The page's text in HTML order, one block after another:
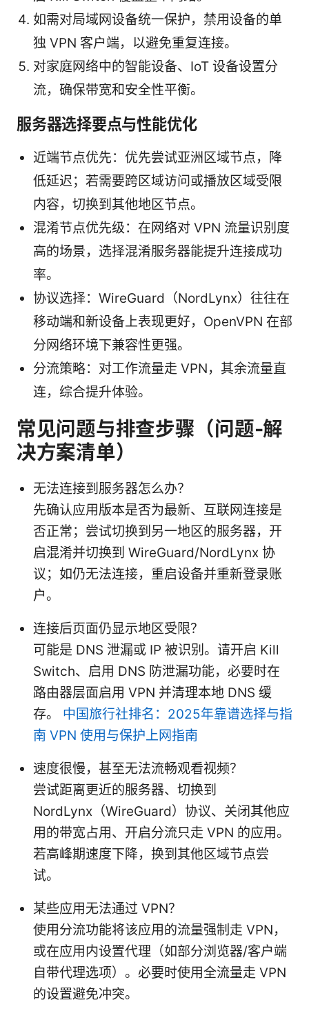
如需对局域网设备统一保护，禁用设备的单
独 VPN 客户端，以避免重复连接。
对家庭网络中的智能设备、IoT 设备设置分
流，确保带宽和安全性平衡。
服务器选择要点与性能优化
近端节点优先：优先尝试亚洲区域节点，降
低延迟；若需要跨区域访问或播放区域受限
内容，切换到其他地区节点。
混淆节点优先级：在网络对 VPN 流量识别度
高的场景，选择混淆服务器能提升连接成功
率。
协议选择：WireGuard（NordLynx）往往在
移动端和新设备上表现更好，OpenVPN 在部
分网络环境下兼容性更强。
分流策略：对工作流量走 VPN，其余流量直
连，综合提升体验。
常见问题与排查步骤（问题-解
决方案清单）
无法连接到服务器怎么办？
先确认应用版本是否为最新、互联网连接是
否正常；尝试切换到另一地区的服务器，开
启混淆并切换到 WireGuard/NordLynx 协
议；如仍无法连接，重启设备并重新登录账
户。
连接后页面仍显示地区受限？
可能是 DNS 泄漏或 IP 被识别。请开启 Kill
Switch、启用 DNS 防泄漏功能，必要时在
路由器层面启用 VPN 并清理本地 DNS 缓
存。 中国旅行社排名：2025年靠谱选择与指
南 VPN 使用与保护上网指南
速度很慢，甚至无法流畅观看视频？
尝试距离更近的服务器、切换到
NordLynx（WireGuard）协议、关闭其他应
用的带宽占用、开启分流只走 VPN 的应用。
若高峰期速度下降，换到其他区域节点尝
试。
某些应用无法通过 VPN？
使用分流功能将该应用的流量强制走 VPN，
或在应用内设置代理（如部分浏览器/客户端
自带代理选项）。必要时使用全流量走 VPN
的设置避免冲突。